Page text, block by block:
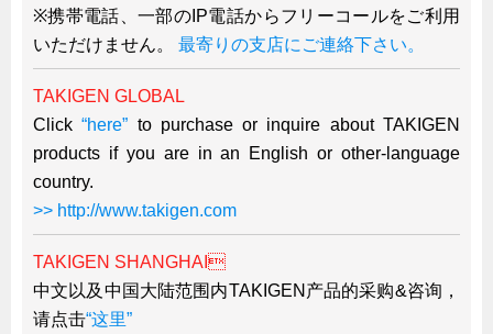
※携帯電話、一部のIP電話からフリーコールをご利用
いただけません。 最寄りの支店にご連絡下さい。
TAKIGEN GLOBAL
Click “here” to purchase or inquire about TAKIGEN
products if you are in an English or other-language
country.
>> http://www.takigen.com
TAKIGEN SHANGHAI
中文以及中国大陆范围内TAKIGEN产品的采购&咨询，
请点击“这里”